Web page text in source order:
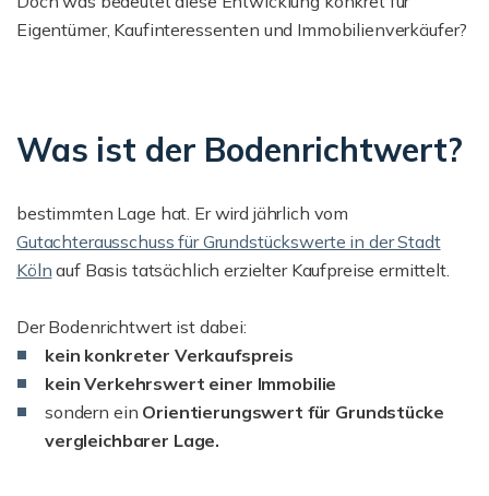
Eigentümer, Kaufinteressenten und Immobilienverkäufer?
Was ist der Bodenrichtwert?
bestimmten Lage hat. Er wird jährlich vom
Gutachterausschuss für Grundstückswerte in der Stadt
Köln auf Basis tatsächlich erzielter Kaufpreise ermittelt.
Der Bodenrichtwert ist dabei:
kein konkreter Verkaufspreis
kein Verkehrswert einer Immobilie
sondern ein Orientierungswert für Grundstücke
vergleichbarer Lage.